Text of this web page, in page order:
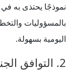
نموذجًا يحتذى به في
بالمسؤوليات
اليومية بسهولة.
2. التوافق الجنسي: 40%